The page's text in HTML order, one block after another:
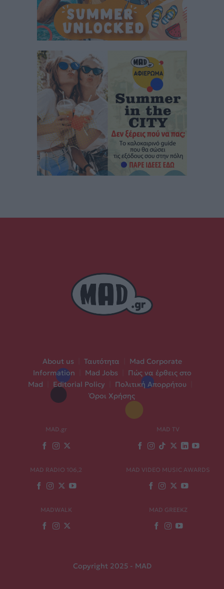
About us Ταυτότητα
Mad Corporate
Information
Mad Jobs
Πώς να έρθεις στο
Mad
Editorial Policy Πολιτική Απορρήτου
Όροι Χρήσης
MAD.gr MAD TV
MAD RADIO 106,2 MAD VIDEO MUSIC AWARDS
MADWALK MAD GREEKZ
Copyright 2025 - MAD